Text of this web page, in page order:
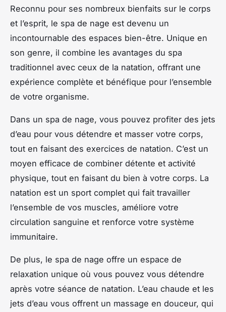
Reconnu pour ses nombreux bienfaits sur le corps
et l’esprit, le spa de nage est devenu un
incontournable des espaces bien-être. Unique en
son genre, il combine les avantages du spa
traditionnel avec ceux de la natation, offrant une
expérience complète et bénéfique pour l’ensemble
de votre organisme.
Dans un spa de nage, vous pouvez profiter des jets
d’eau pour vous détendre et masser votre corps,
tout en faisant des exercices de natation. C’est un
moyen efficace de combiner détente et activité
physique, tout en faisant du bien à votre corps. La
natation est un sport complet qui fait travailler
l’ensemble de vos muscles, améliore votre
circulation sanguine et renforce votre système
immunitaire.
De plus, le spa de nage offre un espace de
relaxation unique où vous pouvez vous détendre
après votre séance de natation. L’eau chaude et les
jets d’eau vous offrent un massage en douceur, qui